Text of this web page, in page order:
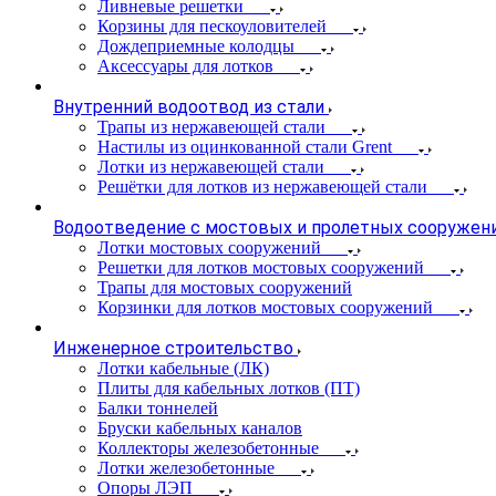
Ливневые решетки
Корзины для пескоуловителей
Дождеприемные колодцы
Аксессуары для лотков
Внутренний водоотвод из стали
Трапы из нержавеющей стали
Настилы из оцинкованной стали Grent
Лотки из нержавеющей стали
Решётки для лотков из нержавеющей стали
Водоотведение с мостовых и пролетных
Лотки мостовых сооружений
Решетки для лотков мостовых сооружений
Трапы для мостовых сооружений
Корзинки для лотков мостовых сооружений
Инженерное строительство
Лотки кабельные (ЛК)
Плиты для кабельных лотков (ПТ)
Балки тоннелей
Бруски кабельных каналов
Коллекторы железобетонные
Лотки железобетонные
Опоры ЛЭП